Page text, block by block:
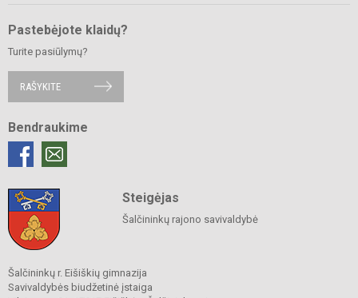
Pastebėjote klaidų?
Turite pasiūlymų?
RAŠYKITE
Bendraukime
Steigėjas
Šalčininkų rajono savivaldybė
Šalčininkų r. Eišiškių gimnazija
Savivaldybės biudžetinė įstaiga